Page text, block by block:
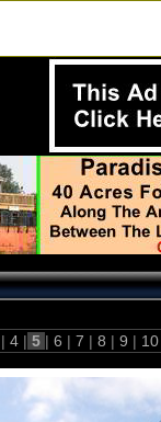
| 4 | 5 | 6 | 7 | 8 | 9 |